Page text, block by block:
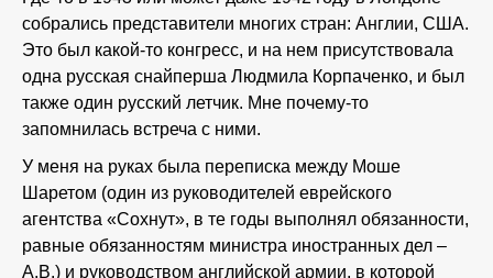
собрались представители многих стран: Англии, США.
Это был какой-то конгресс, и на нем присутствовала
одна русская снайперша Людмила Корпаченко, и был
также один русский летчик. Мне почему-то
запомнилась встреча с ними.
У меня на руках была переписка между Моше
Шаретом (один из руководителей еврейского
агентства «Сохнут», в те годы выполнял обязанности,
равные обязанностям министра иностранных дел –
А.В.) и руководством английской армии, в которой